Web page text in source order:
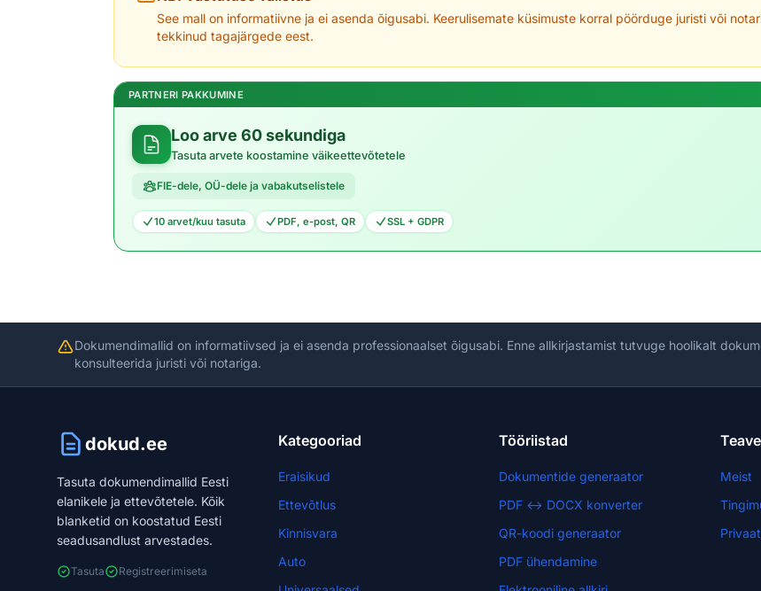
See mall on informatiivne ja ei asenda õigusabi. Keerulisemate küsimuste korral pöörduge juristi või
tekkinud tagajärgede eest.
PARTNERI PAKKUMINE
Loo arve 60 sekundiga
Tasuta arvete koostamine väikeettevõtetele
FIE-dele, OÜ-dele ja vabakutselistele
10 arvet/kuu tasuta PDF, e-post, QR SSL + GDPR
Dokumendimallid on informatiivsed ja ei asenda professionaalset õigusabi. Enne allkirjastamist tutvuge hoolikalt
konsulteerida juristi või notariga.
dokud.ee
Tasuta dokumendimallid Eesti
elanikele ja ettevõtetele. Kõik
blanketid on koostatud Eesti
seadusandlust arvestades.
Tasuta Registreerimiseta
Kategooriad
Eraisikud
Ettevõtlus
Kinnisvara
Auto
Tööriistad
Dokumentide generaator
PDF ↔ DOCX konverter
QR-koodi generaator
PDF ühendamine
Teave
Meist